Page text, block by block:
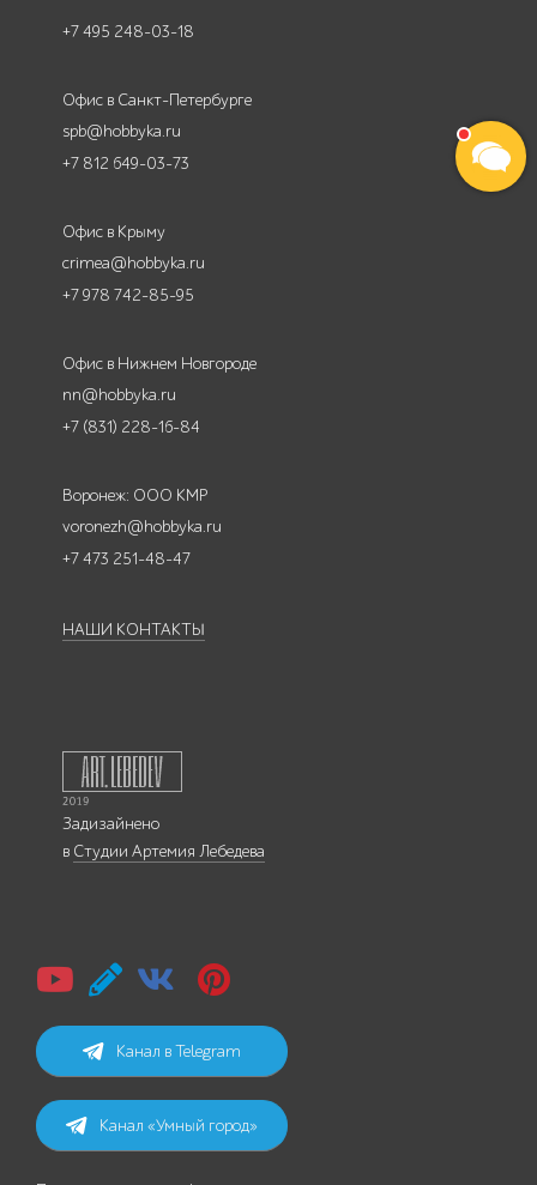
+7 495 248-03-18
Офис в Санкт-Петербурге
spb@hobbyka.ru
+7 812 649-03-73
Офис в Крыму
crimea@hobbyka.ru
+7 978 742-85-95
Офис в Нижнем Новгороде
nn@hobbyka.ru
+7 (831) 228-16-84
Воронеж: ООО КМР
voronezh@hobbyka.ru
+7 473 251-48-47
НАШИ КОНТАКТЫ
Задизайнено
в Студии Артемия Лебедева
Канал в Telegram
Канал «Умный город»